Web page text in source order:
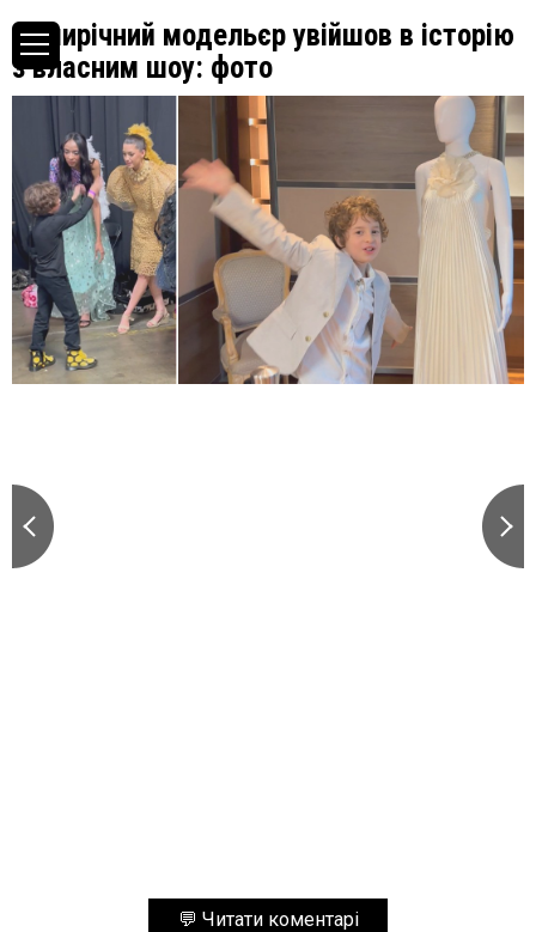
Семирічний модельєр увійшов в історію
з власним шоу: фото
💬 Читати коментарі